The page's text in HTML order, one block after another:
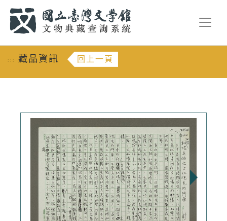
::: 藏品資訊 回上一頁